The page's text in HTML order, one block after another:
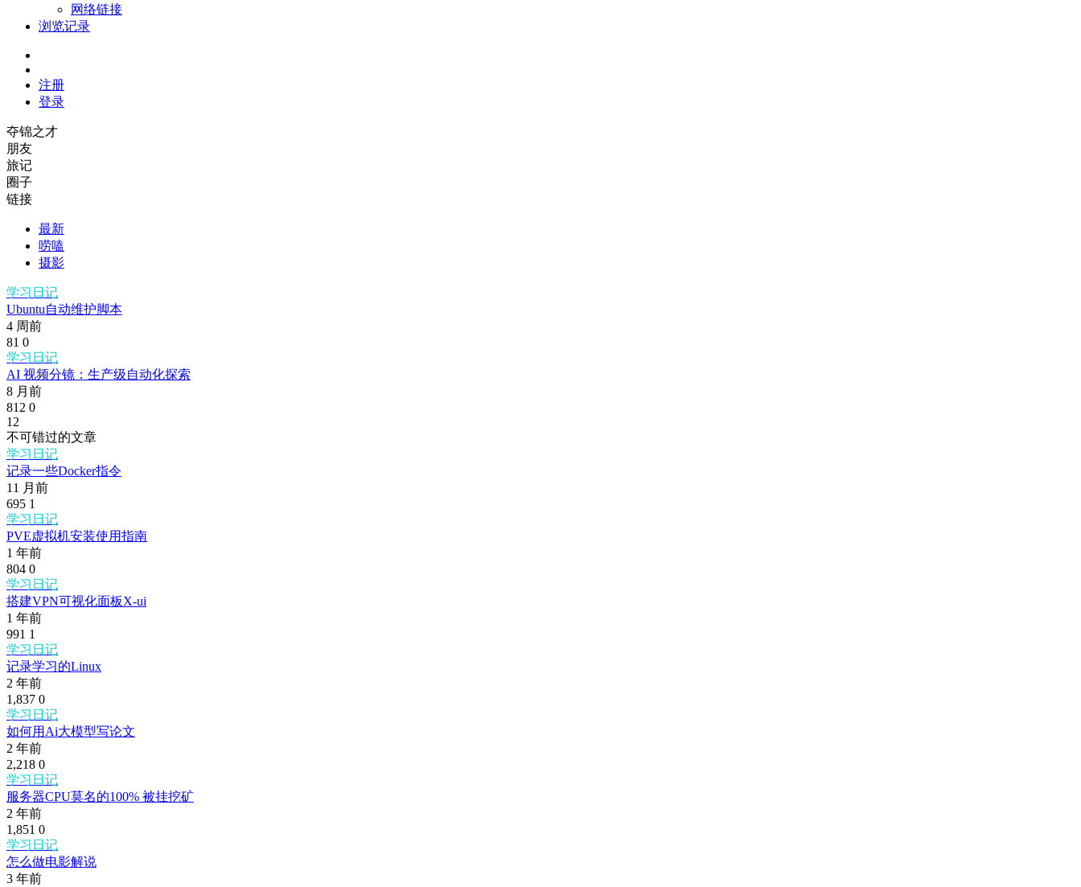
网络链接
浏览记录
注册
登录
夺锦之才
朋友
旅记
圈子
链接
最新
唠嗑
摄影
学习日记
Ubuntu自动维护脚本
4 周前
81 0
学习日记
AI 视频分镜：生产级自动化探索
8 月前
812 0
12
不可错过的文章
学习日记
记录一些Docker指令
11 月前
695 1
学习日记
PVE虚拟机安装使用指南
1 年前
804 0
学习日记
搭建VPN可视化面板X-ui
1 年前
991 1
学习日记
记录学习的Linux
2 年前
1,837 0
学习日记
如何用Ai大模型写论文
2 年前
2,218 0
学习日记
服务器CPU莫名的100% 被挂挖矿
2 年前
1,851 0
学习日记
怎么做电影解说
3 年前